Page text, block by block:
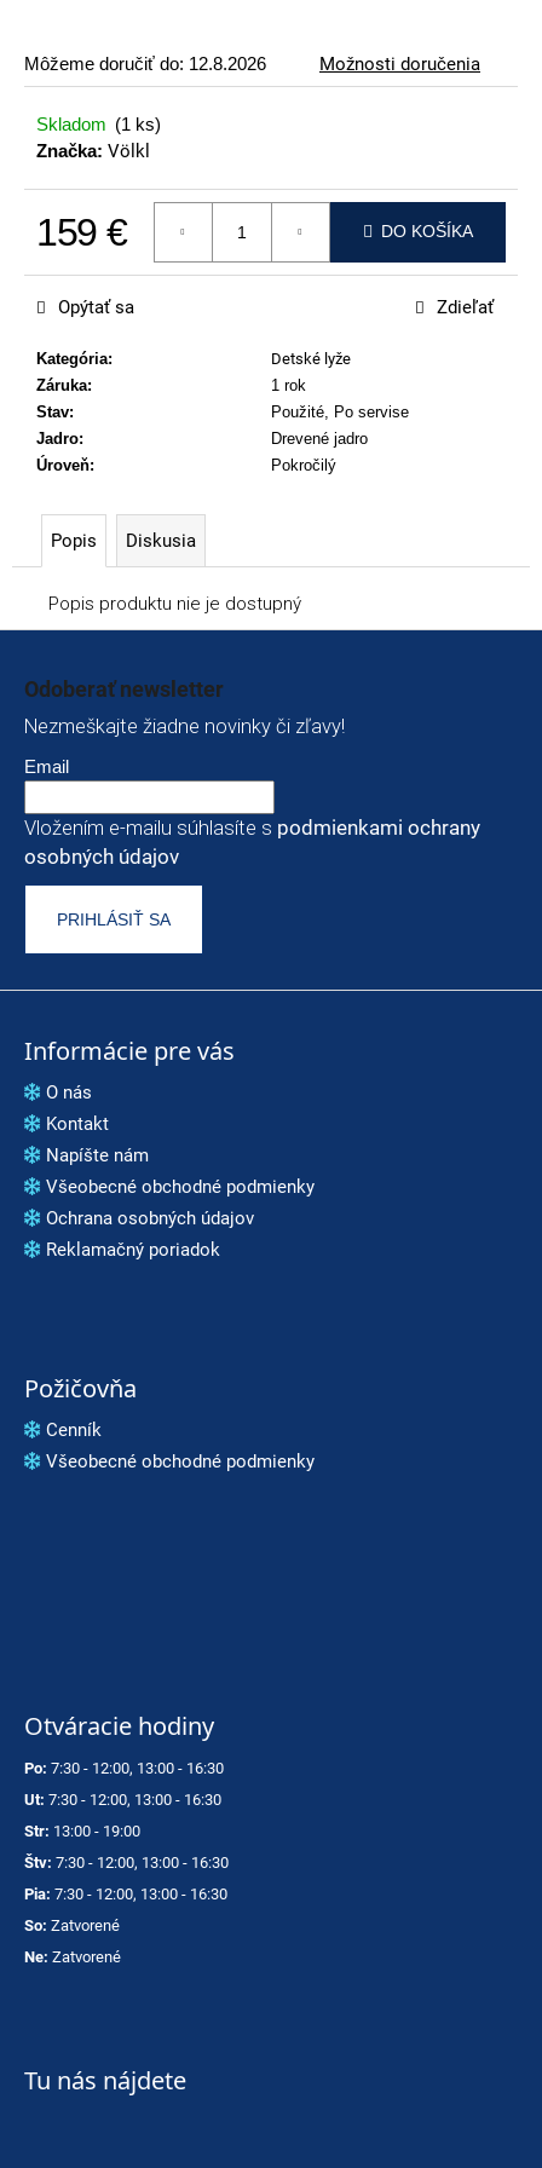
Môžeme doručiť do: 12.8.2026 Možnosti doručenia
Skladom (1 ks)
Značka: Völkl
159 €
Jednotková cena:
DO KOŠÍKA
Kategória:
Detské lyže
Záruka:
1 rok
Stav:
Použité, Po servise
Jadro:
Drevené jadro
Úroveň: Pokročilý
Opýtať sa Zdieľať
Popis Diskusia
Popis produktu nie je dostupný
o
r
ú
č
e
VOLKL
RACETIGER
SL
WORLDCUP
369
Odoberať newsletter
Nezmeškajte žiadne novinky či zľavy!
Email
Vložením e-mailu súhlasíte s podmienkami ochrany
osobných údajov
PRIHLÁSIŤ SA
Informácie pre vás
O nás
Kontakt
Napíšte nám
Všeobecné obchodné podmienky
Ochrana osobných údajov
Reklamačný poriadok
Požičovňa
Cenník
Všeobecné obchodné podmienky
Otváracie hodiny
Po: 7:30 - 12:00, 13:00 - 16:30
Ut: 7:30 - 12:00, 13:00 - 16:30
Str: 13:00 - 19:00
Štv: 7:30 - 12:00, 13:00 - 16:30
Pia: 7:30 - 12:00, 13:00 - 16:30
So: Zatvorené
Ne: Zatvorené
Tu nás nájdete